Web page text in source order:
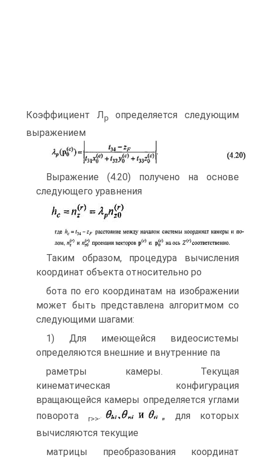
Коэффициент Л р
определяется следующим
выражением
Выражение (4.20) получено на основе
следующего уравнения
Таким образом, процедура вычисления
координат объекта относительно ро­
бота по его координатам на изображении
может быть представлена алгоритмом со
следующими шагами:
1) Для имеющейся видеосистемы
определяются внешние и внутренние па­
раметры камеры. Текущая
кинематическая конфигурация
вращающейся камеры определяется углами
поворотаr>>.
„ для которых
вычисляются текущие
матрицы преобразования координат